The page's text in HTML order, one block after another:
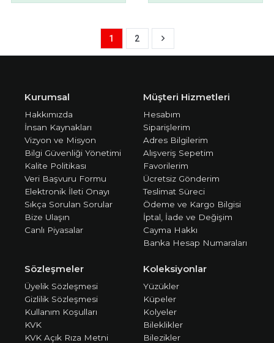
1 2
Kurumsal
Hakkımızda
İnsan Kaynakları
Vizyon ve Misyon
Bilgi Güvenliği Yönetimi
Kalite Politikası
Veri Başvuru Formu
Elektronik İleti Onayı
Sıkça Sorulan Sorular
Bize Ulaşın
Canlı Piyasalar
Müşteri Hizmetleri
Hesabım
Siparişlerim
Adres Bilgilerim
Alışveriş Sepetim
Favorilerim
Ücretsiz Gönderim
Teslimat Süreci
Ödeme ve Kargo Bilgisi
İptal, İade ve Değişim
Cayma Hakkı
Banka Hesap Numaraları
Sözleşmeler
Üyelik Sözleşmesi
Gizlilik Sözleşmesi
Kullanım Koşulları
KVK
KVK Açık Rıza Metni
Koleksiyonlar
Yüzükler
Küpeler
Kolyeler
Bileklikler
Bilezikler